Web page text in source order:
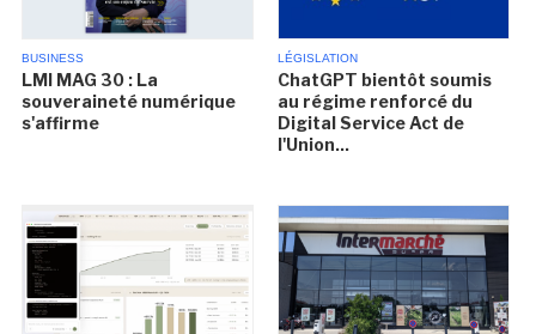
BUSINESS
LMI MAG 30 : La
souveraineté numérique
s'affirme
LÉGISLATION
ChatGPT bientôt soumis
au régime renforcé du
Digital Service Act de
l'Union...